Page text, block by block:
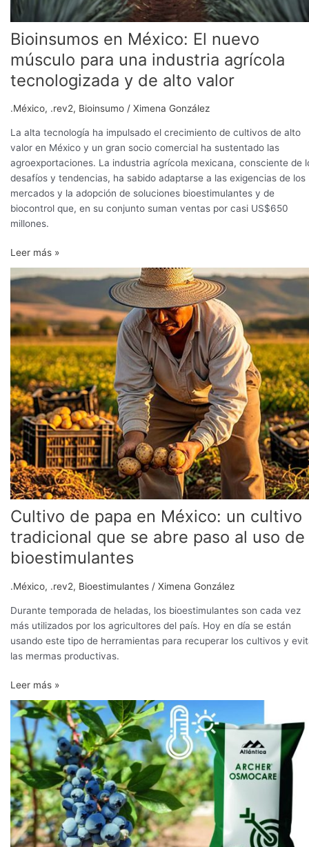
Bioinsumos en México: El nuevo
músculo para una industria agrícola
tecnologizada y de alto valor
.México, .rev2, Bioinsumo / Ximena González
La alta tecnología ha impulsado el crecimiento de cultivos de alto
valor en México y un gran socio comercial ha sustentado las
agroexportaciones. La industria agrícola mexicana, consciente de
desafíos y tendencias, ha sabido adaptarse a las exigencias de los
mercados y la adopción de soluciones bioestimulantes y de
biocontrol que, en su conjunto suman ventas por casi US$650
millones.
alto
valor
Leer más »
Cultivo de papa en México: un cultivo
tradicional que se abre paso al uso de
bioestimulantes
.México, .rev2, Bioestimulantes / Ximena González
Durante temporada de heladas, los bioestimulantes son cada vez
más utilizados por los agricultores del país. Hoy en día se están
usando este tipo de herramientas para recuperar los cultivos y
las mermas productivas.
Cultivo
de
papa
en
México:
un
cultivo
tradicional
que
se
abre
paso
al
uso
de
bioestimulantes
Leer más »
Bioestimulación
estratégica
en
arándano